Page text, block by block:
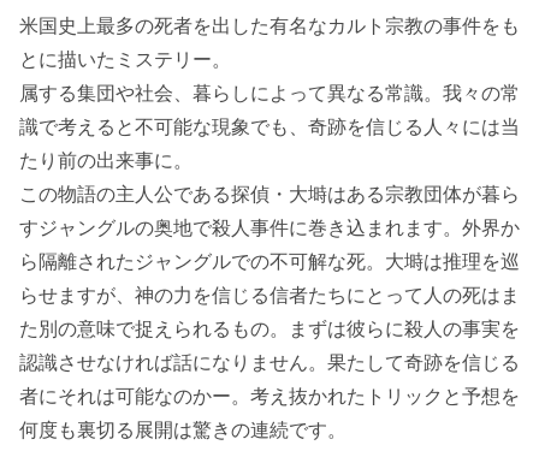
米国史上最多の死者を出した有名なカルト宗教の事件をも
とに描いたミステリー。
属する集団や社会、暮らしによって異なる常識。我々の常
識で考えると不可能な現象でも、奇跡を信じる人々には当
たり前の出来事に。
この物語の主人公である探偵・大塒はある宗教団体が暮ら
すジャングルの奥地で殺人事件に巻き込まれます。外界か
ら隔離されたジャングルでの不可解な死。大塒は推理を巡
らせますが、神の力を信じる信者たちにとって人の死はま
た別の意味で捉えられるもの。まずは彼らに殺人の事実を
認識させなければ話になりません。果たして奇跡を信じる
者にそれは可能なのかー。考え抜かれたトリックと予想を
何度も裏切る展開は驚きの連続です。